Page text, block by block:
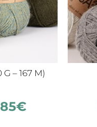
– 167 M)
€